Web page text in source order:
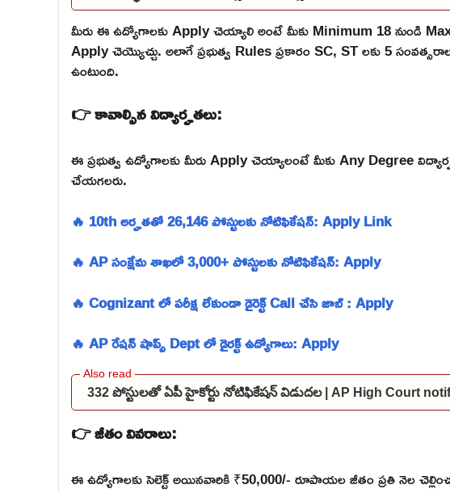
మీరు ఈ ఉద్యోగాలకు Apply చెయ్యాలి అంటే మీకు Minimum 18 నుండి
Apply చెయ్యొచ్చు. అలాగే ప్రభుత్వ Rules ప్రకారం SC, ST లకు 5
ఉంటుంది.
👉 కావాల్సిన విద్యార్హతలు:
ఈ ప్రభుత్వ ఉద్యోగాలకు మీరు Apply చెయ్యాలంటే మీకు Any Degree
చేయగలరు.
🔥 10th అర్హతతో 26,146 పోస్టులకు నోటిఫికేషన్: Apply Link
🔥 AP సంక్షేమ శాఖలో 3,000+ పోస్టులకు నోటిఫికేషన్: Apply
🔥 Cognizant లో పరీక్ష లేకుండా డైరెక్ట్ Call చేసి జాబ్ : Apply
🔥 AP రేషన్ షాప్స్ Dept లో డైరక్ట్ ఉద్యోగాలు: Apply
332 పోస్టులతో ఏపీ హైకోర్టు నోటిఫికేషన్ విడుదల | AP High Court
👉 జీతం వివరాలు:
ఈ ఉద్యోగాలకు సెలెక్ట్ అయినవారికి ₹50,000/- రూపాయల జీతం ప్రతి నెల